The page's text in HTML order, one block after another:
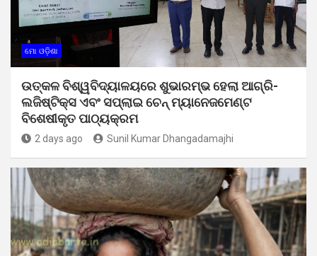
ମୋ ଓଡ଼ିଶା
ଉତ୍କଳ ବିଶ୍ୱବିଦ୍ୟାଳୟରେ ଶୁଭାରମ୍ଭ ହେଲା ଆଗ୍ରି-
ଲଜିଷ୍ଟିକ୍ସ ଏବଂ ସପ୍ଲାଇ ଚେନ୍ ମ୍ୟାନେଜମେଣ୍ଟ
ବିଶେଷୀକୃତ ପାଠ୍ୟକ୍ରମ
2 days ago Sunil Kumar Dhangadamajhi